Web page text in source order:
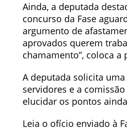
Ainda, a deputada
concurso da Fase
argumento de
aprovados querem
chamamento”, coloca a
A deputada solicita
servidores e a
elucidar os pontos
Leia o ofício enviado à